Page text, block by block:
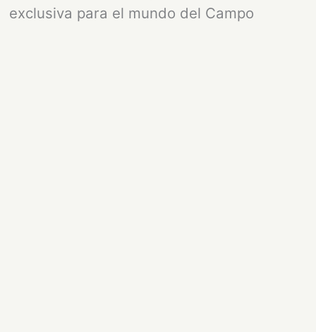
exclusiva para el mundo del Campo